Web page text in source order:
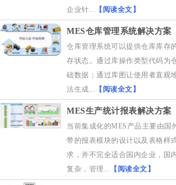
企业针...
【阅读全文】
MES仓库管理系统解决方案
仓库管理系统可以提供仓库库存
存状态。通过库操作类型代码为
础数据；通过库图让使用者直观
法生成...
【阅读全文】
MES生产统计报表解决方案
当前集成化的MES产品主要由国
带的报表模块的设计以及表格样
求，并不完全适合国内企业，国
复杂，管理...
【阅读全文】